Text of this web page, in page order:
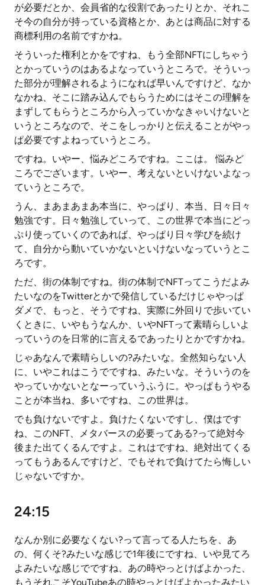
が必要だとか、会員省的な役割であったりとか、それこ
そ今の自分が持っている資格とか、あとは商品に対する
商標利用の名前ですかね。
そういった権利とかをですね、もう全部NFTにしちゃう
とかっていうのはあるよなっていうところで。そういっ
た部分が理解されるようになれば早いんですけど、なか
なかね、そこに踏み込んでもらうためにはそこの理解を
まずしてもらうところから入っていかなきゃいけないと
いうところなので、そこをしっかりと伝えることがやっ
ぱ必要ですよねっていうところ。
ですね。いやー、悩みどころですね。ここは。 悩みど
ころでございます。いやー、考えないといけないよなっ
ていうところで。
うん、まあまあまあ本当に、やっぱり、本当、日々日々
勉強です。日々勉強していって、この世界で本当にどっ
ぷり使っていくのであれば、やっぱり日々学びを続け
て、自分から動いていかないといけないなっていうとこ
ろです。
ただ、街の体制ですね。街の体制でNFTってこうだよみ
たいなのをTwitterとかで発信しているだけじゃやっぱ
ダメで、もっと、そうですね、実際に外回りで歩いてい
くときに、いやもうなんか、いやNFTって素晴らしいよ
っていうのを日常的に言えるであったりとかですかね。
じゃあなんで素晴らしいの?みたいな。全然知らない人
に、いやこれはこうでですね、みたいな。そういうのを
やっていかないとなーっていうふうに。やっぱもうやる
ことが本当ね、多いですね、この世界は。
でも負けないですよ。負けたくないですし、僕はです
ね、このNFT、メタバースの必要ってある?って絶対今
後また出てくるんですよ。これはですね、絶対出てくる
ってもうあるんですけど、でもそれで負けてたら悔しい
じゃないですか。
24:15
なんか別に必要なくない?って言ってる人たちを、あ
の、何くそ?みたいな感じで1年後にですね、いや見てろ
よみたいな感じでですね、あの時やっとけばよかった、
もうそれこそYouTubeあの時やっとけばよかったみたい